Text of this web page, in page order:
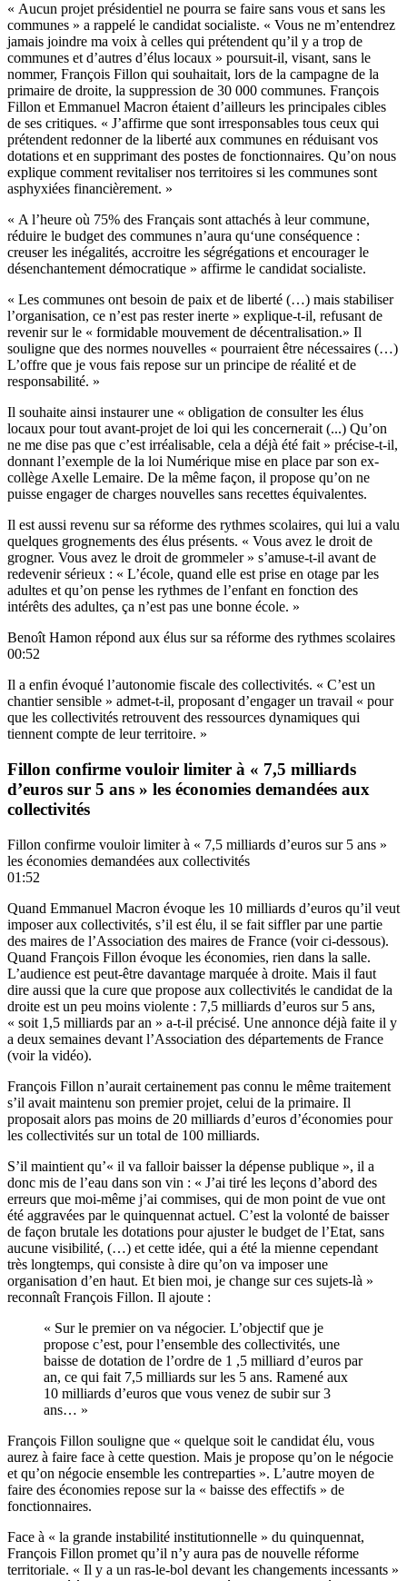
« Aucun projet présidentiel ne pourra se faire sans vous et sans les
communes » a rappelé le candidat socialiste. « Vous ne m’entendrez
jamais joindre ma voix à celles qui prétendent qu’il y a trop de
communes et d’autres d’élus locaux » poursuit-il, visant, sans le
nommer, François Fillon qui souhaitait, lors de la campagne de la
primaire de droite, la suppression de 30 000 communes. François
Fillon et Emmanuel Macron étaient d’ailleurs les principales cibles
de ses critiques. « J’affirme que sont irresponsables tous ceux qui
prétendent redonner de la liberté aux communes en réduisant vos
dotations et en supprimant des postes de fonctionnaires. Qu’on nous
explique comment revitaliser nos territoires si les communes sont
asphyxiées financièrement. »
« A l’heure où 75% des Français sont attachés à leur commune,
réduire le budget des communes n’aura qu‘une conséquence :
creuser les inégalités, accroitre les ségrégations et encourager le
désenchantement démocratique » affirme le candidat socialiste.
« Les communes ont besoin de paix et de liberté (…) mais stabiliser
l’organisation, ce n’est pas rester inerte » explique-t-il, refusant de
revenir sur le « formidable mouvement de décentralisation.» Il
souligne que des normes nouvelles « pourraient être nécessaires (…)
L’offre que je vous fais repose sur un principe de réalité et de
responsabilité. »
Il souhaite ainsi instaurer une « obligation de consulter les élus
locaux pour tout avant-projet de loi qui les concernerait (...) Qu’on
ne me dise pas que c’est irréalisable, cela a déjà été fait » précise-t-il,
donnant l’exemple de la loi Numérique mise en place par son ex-
collège Axelle Lemaire. De la même façon, il propose qu’on ne
puisse engager de charges nouvelles sans recettes équivalentes.
Il est aussi revenu sur sa réforme des rythmes scolaires, qui lui a valu
quelques grognements des élus présents. « Vous avez le droit de
grogner. Vous avez le droit de grommeler » s’amuse-t-il avant de
redevenir sérieux : « L’école, quand elle est prise en otage par les
adultes et qu’on pense les rythmes de l’enfant en fonction des
intérêts des adultes, ça n’est pas une bonne école. »
Benoît Hamon répond aux élus sur sa réforme des rythmes scolaires
00:52
Il a enfin évoqué l’autonomie fiscale des collectivités. « C’est un
chantier sensible » admet-t-il, proposant d’engager un travail « pour
que les collectivités retrouvent des ressources dynamiques qui
tiennent compte de leur territoire. »
Fillon confirme vouloir limiter à « 7,5 milliards
d’euros sur 5 ans » les économies demandées aux
collectivités
Fillon confirme vouloir limiter à « 7,5 milliards d’euros sur 5 ans »
les économies demandées aux collectivités
01:52
Quand Emmanuel Macron évoque les 10 milliards d’euros qu’il veut
imposer aux collectivités, s’il est élu, il se fait siffler par une partie
des maires de l’Association des maires de France (voir ci-dessous).
Quand François Fillon évoque les économies, rien dans la salle.
L’audience est peut-être davantage marquée à droite. Mais il faut
dire aussi que la cure que propose aux collectivités le candidat de la
droite est un peu moins violente : 7,5 milliards d’euros sur 5 ans,
« soit 1,5 milliards par an » a-t-il précisé. Une annonce déjà faite il y
a deux semaines devant l’Association des départements de France
(voir la vidéo).
François Fillon n’aurait certainement pas connu le même traitement
s’il avait maintenu son premier projet, celui de la primaire. Il
proposait alors pas moins de 20 milliards d’euros d’économies pour
les collectivités sur un total de 100 milliards.
S’il maintient qu’« il va falloir baisser la dépense publique », il a
donc mis de l’eau dans son vin : « J’ai tiré les leçons d’abord des
erreurs que moi-même j’ai commises, qui de mon point de vue ont
été aggravées par le quinquennat actuel. C’est la volonté de baisser
de façon brutale les dotations pour ajuster le budget de l’Etat, sans
aucune visibilité, (…) et cette idée, qui a été la mienne cependant
très longtemps, qui consiste à dire qu’on va imposer une
organisation d’en haut. Et bien moi, je change sur ces sujets-là »
reconnaît François Fillon. Il ajoute :
« Sur le premier on va négocier. L’objectif que je
propose c’est, pour l’ensemble des collectivités, une
baisse de dotation de l’ordre de 1 ,5 milliard d’euros par
an, ce qui fait 7,5 milliards sur les 5 ans. Ramené aux
10 milliards d’euros que vous venez de subir sur 3
ans… »
François Fillon souligne que « quelque soit le candidat élu, vous
aurez à faire face à cette question. Mais je propose qu’on le négocie
et qu’on négocie ensemble les contreparties ». L’autre moyen de
faire des économies repose sur la « baisse des effectifs » de
fonctionnaires.
Face à « la grande instabilité institutionnelle » du quinquennat,
François Fillon promet qu’il n’y aura pas de nouvelle réforme
territoriale. « Il y a un ras-le-bol devant les changements incessants »